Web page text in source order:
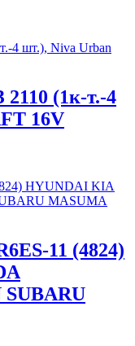
(1к-т.-4
16V
11 (4824)